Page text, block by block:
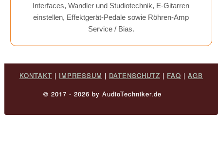
Interfaces, Wandler und Studiotechnik, E-Gitarren
einstellen, Effektgerät-Pedale sowie Röhren-Amp
Service / Bias.
KONTAKT | IMPRESSUM | DATENSCHUTZ | FAQ | AGB
© 2017 - 2026 by AudioTechniker.de